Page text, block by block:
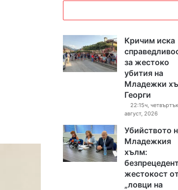
Кричим иска
за жестоко
убития на
Младежки
Георги
22:15ч,
август, 2026
Убийството
Младежкия
хълм:
жестокост
„ловци на